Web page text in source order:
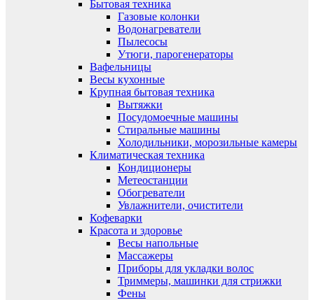
Бытовая техника
Газовые колонки
Водонагреватели
Пылесосы
Утюги, парогенераторы
Вафельницы
Весы кухонные
Крупная бытовая техника
Вытяжки
Посудомоечные машины
Стиральные машины
Холодильники, морозильные камеры
Климатическая техника
Кондиционеры
Метеостанции
Обогреватели
Увлажнители, очистители
Кофеварки
Красота и здоровье
Весы напольные
Массажеры
Приборы для укладки волос
Триммеры, машинки для стрижки
Фены